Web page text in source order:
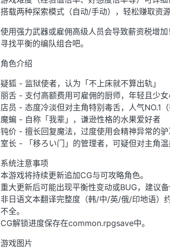
搭载两种探索模式（自动/手动），轻松赚取资源
使用强力武器或雇佣高级人员会导致薪资税增加
寻找平衡的编队组合吧。
角色介绍
疑狐 - 监狱使者，认为「不上床就不算出轨」
丽舌 - 支付高额费用可雇佣的厨师，年轻且少
店员 - 态度冷淡但对主角特别毒舌，人气NO.1
魔蝙 - 自称「我辈」，谦逊性格的水果爱好者
钝价 - 擅长回复魔法，过度使用会精神异常的驴
室长 - 「移ろい门」的管理者，可疑但对主角
系统注意事项
本游戏将持续更新追加CG与可攻略角色。
重大更新后可能出现平衡性变动或BUG，建议备
非日语文本翻译完整度（韩/中/英/俄/印地语）
不全。
CG解锁进度保存在common.rpgsave中。
游戏图片